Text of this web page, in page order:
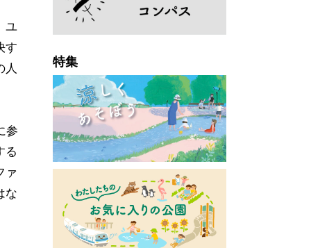
ユ
す
人
参
る
ァ
な
特集